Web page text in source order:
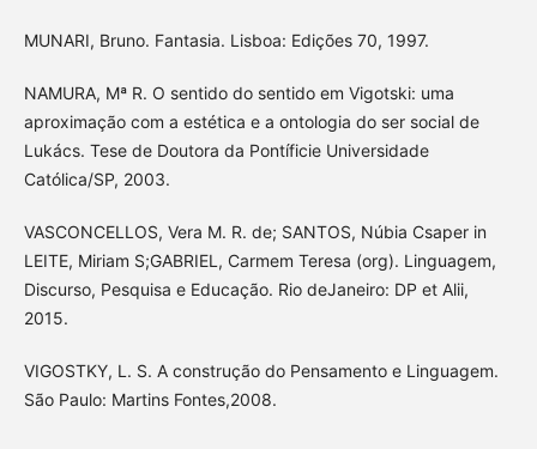
MUNARI, Bruno. Fantasia. Lisboa: Edições 70, 1997.
NAMURA, Mª R. O sentido do sentido em Vigotski: uma
aproximação com a estética e a ontologia do ser social de
Lukács. Tese de Doutora da Pontíficie Universidade
Católica/SP, 2003.
VASCONCELLOS, Vera M. R. de; SANTOS, Núbia Csaper in
LEITE, Miriam S;GABRIEL, Carmem Teresa (org). Linguagem,
Discurso, Pesquisa e Educação. Rio deJaneiro: DP et Alii,
2015.
VIGOSTKY, L. S. A construção do Pensamento e Linguagem.
São Paulo: Martins Fontes,2008.